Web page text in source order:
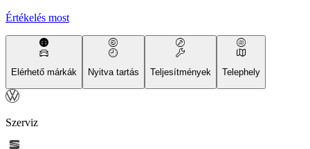
Értékelés most
Elérhető márkák Nyitva tartás Teljesítmények Telephely
Szerviz